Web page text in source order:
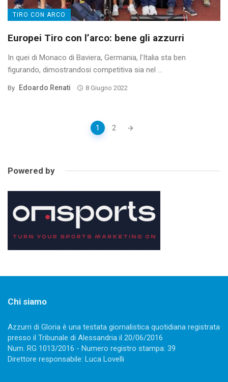
TIRO CON ARCO
Europei Tiro con l’arco: bene gli azzurri
In quei di Monaco di Baviera, Germania, l’Italia sta ben
figurando, dimostrandosi competitiva sia nel ...
By Edoardo Renati 8 Giugno 2022
1 2
Powered by
Chi siamo
Azzurri di Gloria è una testata giornalistica quotidiana registrata
presso il Tribunale di Alessandria il 20/06/2016
Num. RG 1013/2016 - Numero registro stampa: 39
Direttore responsabile: Luca Lovelli